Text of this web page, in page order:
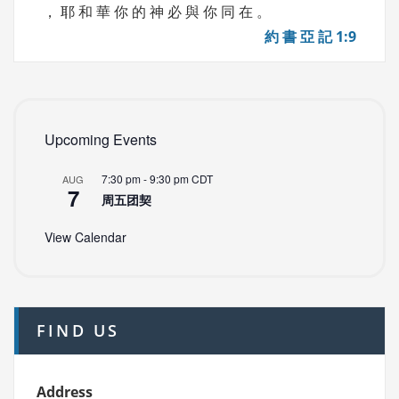
， 耶 和 華 你 的 神 必 與 你 同 在 。
約 書 亞 記 1:9
Upcoming Events
AUG
7
7:30 pm-9:30 pmCDT
周五团契
View Calendar
FIND US
Address